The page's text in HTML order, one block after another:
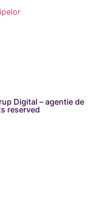
Digital – agentie de
reserved